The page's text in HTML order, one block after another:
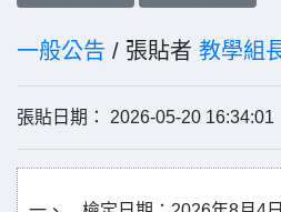
一般公告 / 張貼者 教學組
張貼日期： 2026-05-20